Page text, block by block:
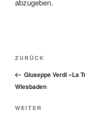
abzugeben.
Vorheriger
Beitrag
ZURÜCK
Giuseppe Verdi «La
Wiesbaden
Nächster
WEITER